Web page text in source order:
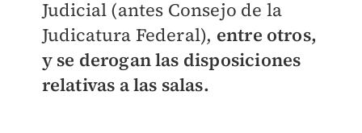
Judicial (antes Consejo de la
Judicatura Federal), entre otros,
y se derogan las disposiciones
relativas a las salas.